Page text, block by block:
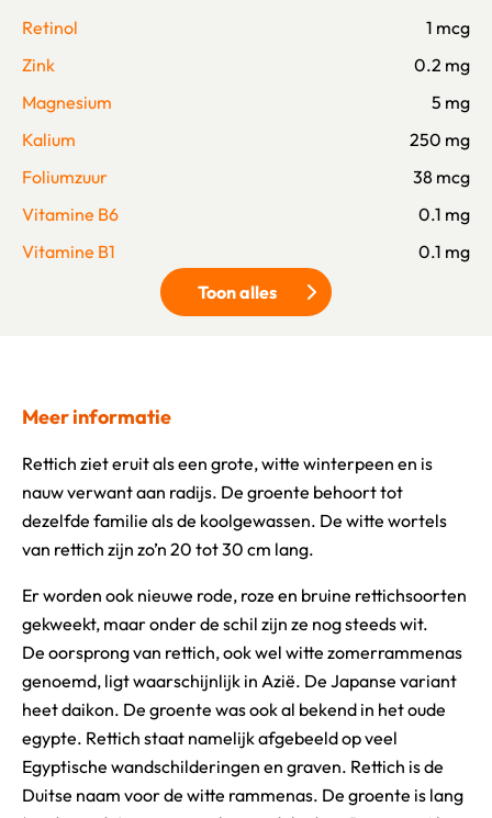
Retinol
1 mcg
Zink
0.2 mg
Magnesium
5 mg
Kalium
250 mg
Foliumzuur
38 mcg
Vitamine B6
0.1 mg
Vitamine B1
0.1 mg
Toon alles
Klik om meer
Meer informatie
Rettich ziet eruit als een grote, witte winterpeen en is
nauw verwant aan radijs. De groente behoort tot
dezelfde familie als de koolgewassen. De witte wortels
van rettich zijn zo’n 20 tot 30 cm lang.
Er worden ook nieuwe rode, roze en bruine rettichsoorten
gekweekt, maar onder de schil zijn ze nog steeds wit.
De oorsprong van rettich, ook wel witte zomerrammenas
genoemd, ligt waarschijnlijk in Azië. De Japanse variant
heet daikon. De groente was ook al bekend in het oude
egypte. Rettich staat namelijk afgebeeld op veel
Egyptische wandschilderingen en graven. Rettich is de
Duitse naam voor de witte rammenas. De groente is lang